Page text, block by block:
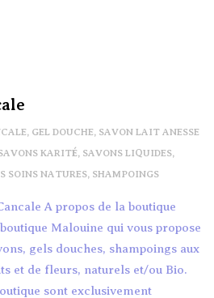
, GEL DOUCHE, SAVON LAIT ANESSE
KARITÉ, SAVONS LIQUIDES,
SOINS NATURES, SHAMPOINGS
A propos de la boutique
Malouine qui vous propose
gels douches, shampoings aux
et de fleurs, naturels et/ou Bio.
sont exclusivement